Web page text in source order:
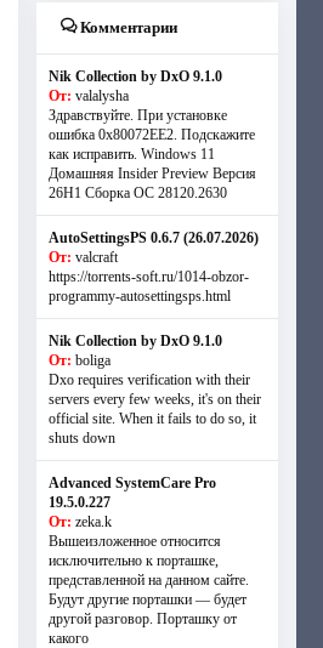
Комментарии
Nik Collection by DxO 9.1.0
От: valalysha
Здравствуйте. При установке
ошибка 0х80072EE2. Подскажите
как исправить. Windows 11
Домашняя Insider Preview Версия
26H1 Сборка ОС 28120.2630
AutoSettingsPS 0.6.7 (26.07.2026)
От: valcraft
https://torrents-soft.ru/1014-obzor-
programmy-autosettingsps.html
Nik Collection by DxO 9.1.0
От: boliga
Dxo requires verification with their
servers every few weeks, it's on their
official site. When it fails to do so, it
shuts down
Advanced SystemCare Pro
19.5.0.227
От: zeka.k
Вышеизложенное относится
исключительно к порташке,
представленной на данном сайте.
Будут другие порташки — будет
другой разговор. Порташку от
какого